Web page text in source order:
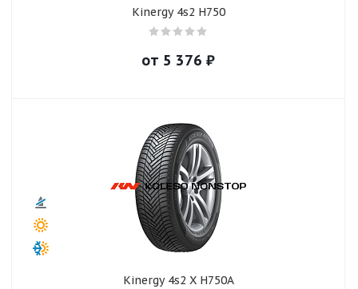
Kinergy 4s2 H750
от 5 376 ₽
Kinergy 4s2 X H750A